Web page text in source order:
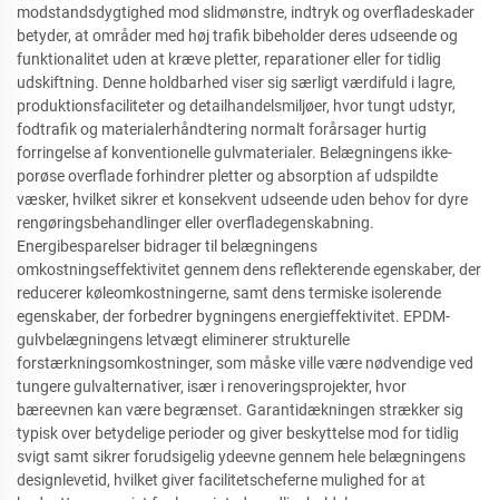
modstandsdygtighed mod slidmønstre, indtryk og overfladeskader
betyder, at områder med høj trafik bibeholder deres udseende og
funktionalitet uden at kræve pletter, reparationer eller for tidlig
udskiftning. Denne holdbarhed viser sig særligt værdifuld i lagre,
produktionsfaciliteter og detailhandelsmiljøer, hvor tungt udstyr,
fodtrafik og materialerhåndtering normalt forårsager hurtig
forringelse af konventionelle gulvmaterialer. Belægningens ikke-
porøse overflade forhindrer pletter og absorption af udspildte
væsker, hvilket sikrer et konsekvent udseende uden behov for dyre
rengøringsbehandlinger eller overfladegenskabning.
Energibesparelser bidrager til belægningens
omkostningseffektivitet gennem dens reflekterende egenskaber, der
reducerer køleomkostningerne, samt dens termiske isolerende
egenskaber, der forbedrer bygningens energieffektivitet. EPDM-
gulvbelægningens letvægt eliminerer strukturelle
forstærkningsomkostninger, som måske ville være nødvendige ved
tungere gulvalternativer, især i renoveringsprojekter, hvor
bæreevnen kan være begrænset. Garantidækningen strækker sig
typisk over betydelige perioder og giver beskyttelse mod for tidlig
svigt samt sikrer forudsigelig ydeevne gennem hele belægningens
designlevetid, hvilket giver facilitetscheferne mulighed for at